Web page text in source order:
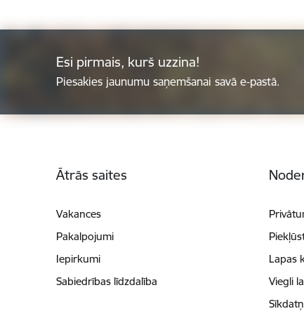
Esi pirmais, kurš uzzina!
Piesakies jaunumu saņemšanai savā e-pastā.
Ātrās saites
Vakances
Pakalpojumi
Iepirkumi
Sabiedrības līdzdalība
Lapas
Viegli